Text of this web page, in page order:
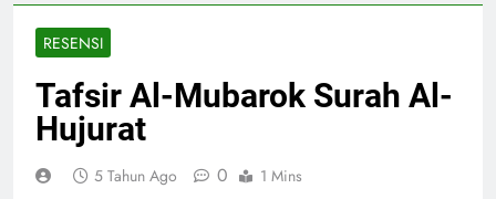
RESENSI
Tafsir Al-Mubarok Surah Al-
Hujurat
5 Tahun Ago 0 1 Mins